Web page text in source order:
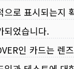
로 표시되는지
되었습니다.
인 카드는 렌